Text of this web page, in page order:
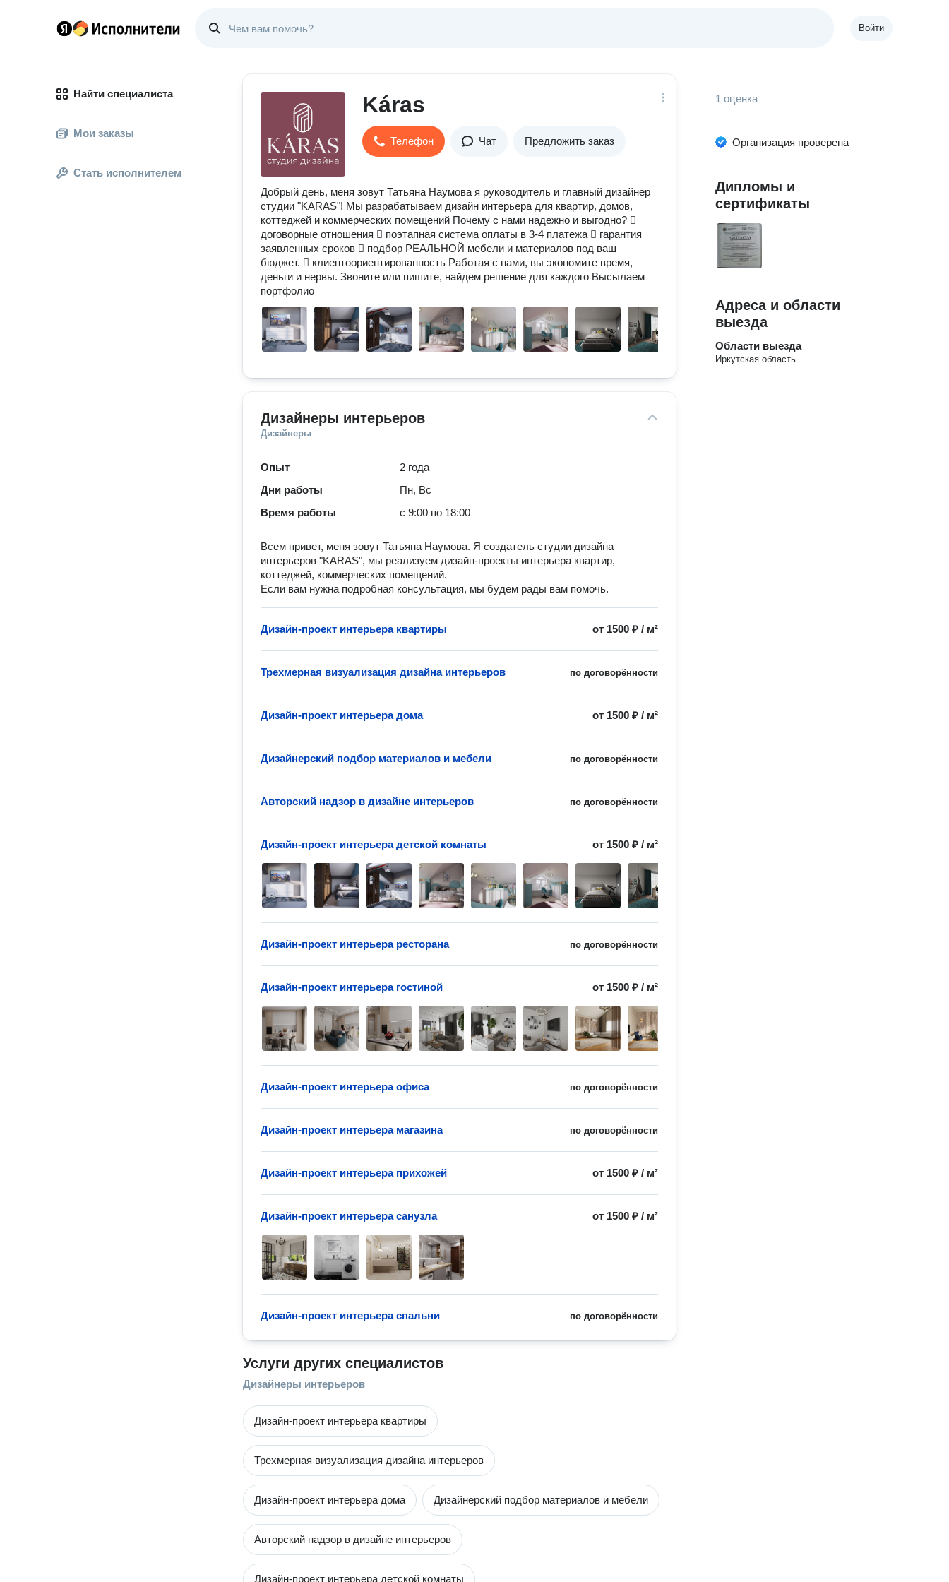
Войти
Найти специалиста
Мои заказы
Стать исполнителем
Káras
Телефон Чат Предложить заказ
Добрый день, меня зовут Татьяна Наумова я руководитель и главный дизайнер
студии "KARAS"! Мы разрабатываем дизайн интерьера для квартир, домов,
коттеджей и коммерческих помещений Почему с нами надежно и выгодно? 
договорные отношения  поэтапная система оплаты в 3-4 платежа  гарантия
заявленных сроков  подбор РЕАЛЬНОЙ мебели и материалов под ваш
бюджет.  клиентоориентированность Работая с нами, вы экономите время,
деньги и нервы. Звоните или пишите, найдем решение для каждого Высылаем
портфолио
Дизайнеры интерьеров
Дизайнеры
Опыт
2 года
Дни работы
Пн, Вс
Время работы
с 9:00 по 18:00
Всем привет, меня зовут Татьяна Наумова. Я создатель студии дизайна
интерьеров "KARAS", мы реализуем дизайн-проекты интерьера квартир,
коттеджей, коммерческих помещений.
Если вам нужна подробная консультация, мы будем рады вам помочь.
от 1500 ₽ / м²
Дизайн-проект интерьера квартиры
по договорённости
Трехмерная визуализация дизайна интерьеров
от 1500 ₽ / м²
Дизайн-проект интерьера дома
по договорённости
Дизайнерский подбор материалов и мебели
по договорённости
Авторский надзор в дизайне интерьеров
от 1500 ₽ / м²
Дизайн-проект интерьера детской комнаты
по договорённости
Дизайн-проект интерьера ресторана
от 1500 ₽ / м²
Дизайн-проект интерьера гостиной
по договорённости
Дизайн-проект интерьера офиса
по договорённости
Дизайн-проект интерьера магазина
от 1500 ₽ / м²
Дизайн-проект интерьера прихожей
от 1500 ₽ / м²
Дизайн-проект интерьера санузла
по договорённости
Дизайн-проект интерьера спальни
Услуги других специалистов
Дизайнеры интерьеров
Дизайн-проект интерьера квартиры
Трехмерная визуализация дизайна интерьеров
Дизайн-проект интерьера дома Дизайнерский подбор материалов и мебели
Авторский надзор в дизайне интерьеров
Дизайн-проект интерьера детской комнаты
1 оценка
Организация проверена
Дипломы и
сертификаты
Адреса и области
выезда
Области выезда
Иркутская область